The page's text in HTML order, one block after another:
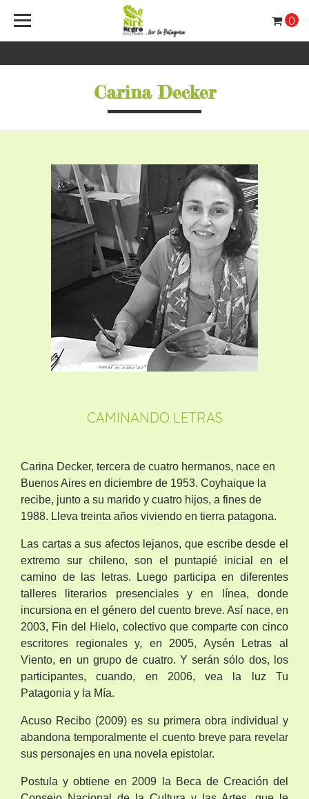
0
Carina Decker
CAMINANDO LETRAS
Carina Decker, tercera de cuatro hermanos, nace en
Buenos Aires en diciembre de 1953. Coyhaique la
recibe, junto a su marido y cuatro hijos, a fines de
1988. Lleva treinta años viviendo en tierra patagona.
Las cartas a sus afectos lejanos, que escribe desde el
extremo sur chileno, son el puntapié inicial en el
camino de las letras. Luego participa en diferentes
talleres literarios presenciales y en línea, donde
incursiona en el género del cuento breve. Así nace, en
2003, Fin del Hielo, colectivo que comparte con cinco
escritores regionales y, en 2005, Aysén Letras al
Viento, en un grupo de cuatro. Y serán sólo dos, los
participantes, cuando, en 2006, vea la luz Tu
Patagonia y la Mía.
Acuso Recibo (2009) es su primera obra individual y
abandona temporalmente el cuento breve para revelar
sus personajes en una novela epistolar.
Postula y obtiene en 2009 la Beca de Creación del